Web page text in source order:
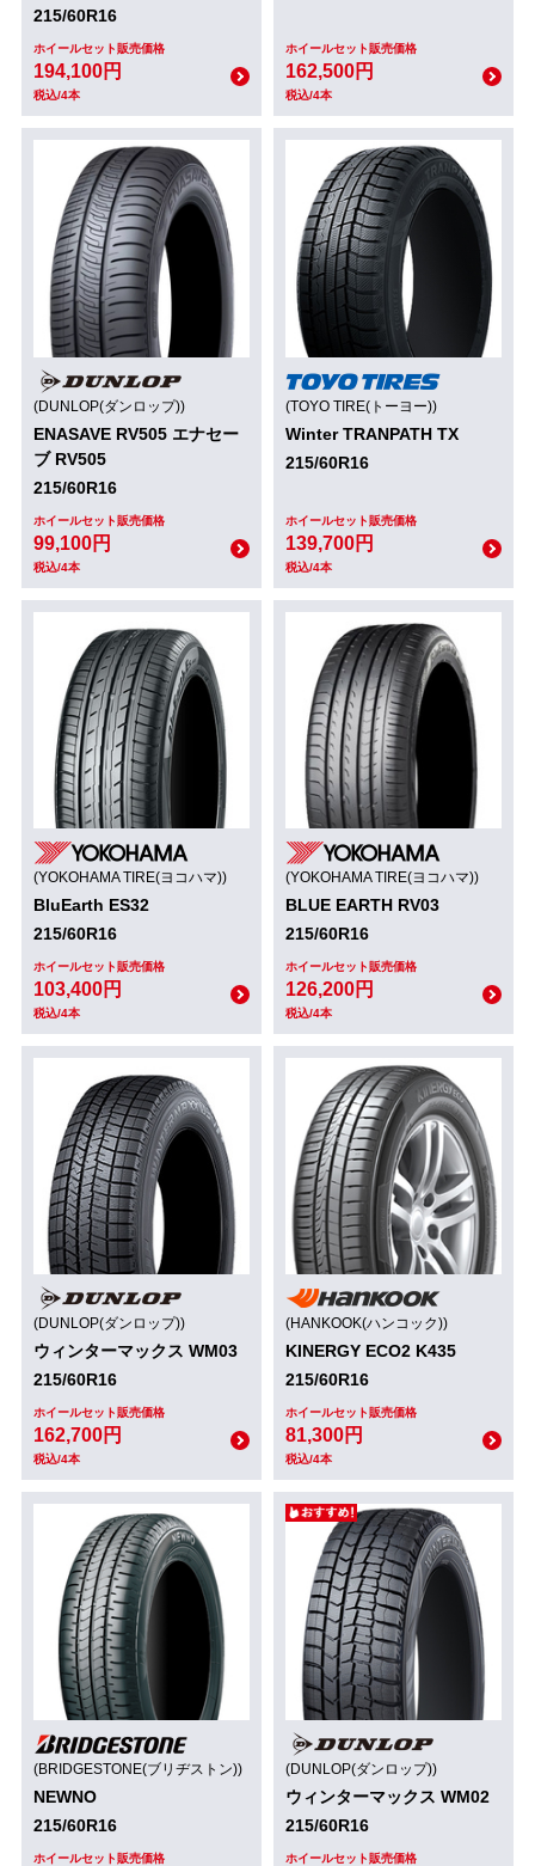
215/60R16
ホイールセット販売価格
194,100円
税込/4本
ホイールセット販売価格
162,500円
税込/4本
(DUNLOP(ダンロップ))
ENASAVE RV505 エナセー
ブ RV505
215/60R16
ホイールセット販売価格
99,100円
税込/4本
(TOYO TIRE(トーヨー))
Winter TRANPATH TX
215/60R16
ホイールセット販売価格
139,700円
税込/4本
(YOKOHAMA TIRE(ヨコハマ))
BluEarth ES32
215/60R16
ホイールセット販売価格
103,400円
税込/4本
(YOKOHAMA TIRE(ヨコハマ))
BLUE EARTH RV03
215/60R16
ホイールセット販売価格
126,200円
税込/4本
(DUNLOP(ダンロップ))
ウィンターマックス WM03
215/60R16
ホイールセット販売価格
162,700円
税込/4本
(HANKOOK(ハンコック))
KINERGY ECO2 K435
215/60R16
ホイールセット販売価格
81,300円
税込/4本
(BRIDGESTONE(ブリヂストン))
NEWNO
215/60R16
ホイールセット販売価格
(DUNLOP(ダンロップ))
ウィンターマックス WM02
215/60R16
ホイールセット販売価格